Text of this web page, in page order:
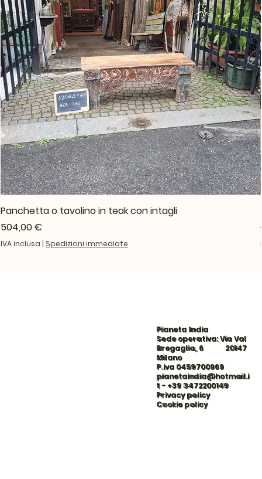
Panchetta o tavolino in teak con intagli
Prezzo
504,00 €
IVA inclusa | Spedizioni immediate
Pianeta India
Sede operativa: Via Val
Bregaglia, 6 20147
Milano
P.iva 0459700969
pianetaindia@hotmail.i
t- +39 3472200149
Privacy policy
Cookie policy